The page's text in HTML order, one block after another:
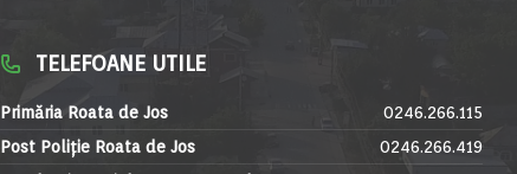
TELEFOANE UTILE
Primăria Roata de Jos
0246.266.115
Post Poliție Roata de Jos
0246.266.419